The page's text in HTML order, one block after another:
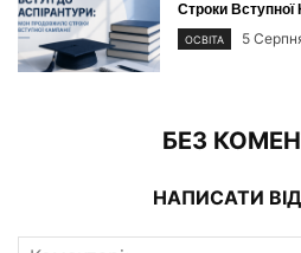
Строки Вступної
ОСВІТА 5
БЕЗ
НАПИСАТИ